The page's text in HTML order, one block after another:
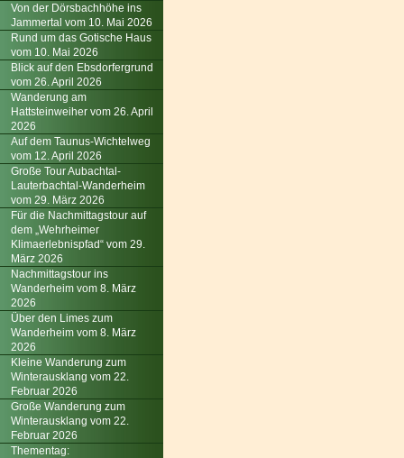
Von der Dörsbachhöhe ins
Jammertal vom 10. Mai 2026
Rund um das Gotische Haus
vom 10. Mai 2026
Blick auf den Ebsdorfergrund
vom 26. April 2026
Wanderung am
Hattsteinweiher vom 26. April
2026
Auf dem Taunus-Wichtelweg
vom 12. April 2026
Große Tour Aubachtal-
Lauterbachtal-Wanderheim
vom 29. März 2026
Für die Nachmittagstour auf
dem „Wehrheimer
Klimaerlebnispfad“ vom 29.
März 2026
Nachmittagstour ins
Wanderheim vom 8. März
2026
Über den Limes zum
Wanderheim vom 8. März
2026
Kleine Wanderung zum
Winterausklang vom 22.
Februar 2026
Große Wanderung zum
Winterausklang vom 22.
Februar 2026
Thementag: